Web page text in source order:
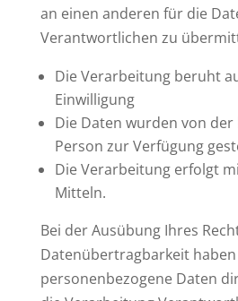
an einen anderen für die
Verantwortlichen zu
Die Verarbeitung beruht
Einwilligung
Die Daten wurden von
Person zur Verfügung
Die Verarbeitung erfolgt
Mitteln.
Bei der Ausübung Ihres
Datenübertragbarkeit haben
personenbezogene Daten